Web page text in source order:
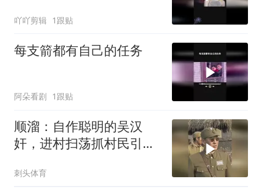
吖吖剪辑 1跟贴
每支箭都有自己的任务
阿朵看剧 1跟贴
顺溜：自作聪明的吴汉
奸，进村扫荡抓村民引
新四军抓捕
刺头体育